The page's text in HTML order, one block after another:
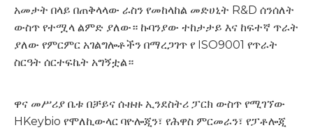
አመታት በላይ በጠቅላላው ራስን የመከላከል መድሀኒት R&D ሰንሰለት
ውስጥ የተሟላ ልምድ ያለው። ኩባንያው ተከታታይ እና ከፍተኛ ጥራት
ያለው የምርምር አገልግሎቶችን በማረጋገጥ የ ISO9001 የጥራት
ስርዓት ሰርተፍኬት አግኝቷል።
ዋና መሥሪያ ቤቱ በቻይና ሱዙዙ ኢንደስትሪ ፓርክ ውስጥ የሚገኘው
HKeybio የሞለኪውላር ባዮሎጂን፣ የሕዋስ ምርመራን፣ የፓቶሎጂ